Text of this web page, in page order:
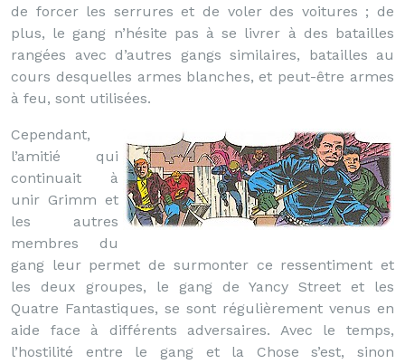
de forcer les serrures et de voler des voitures ; de
plus, le gang n’hésite pas à se livrer à des batailles
rangées avec d’autres gangs similaires, batailles au
cours desquelles armes blanches, et peut-être armes
à feu, sont utilisées.
Cependant,
l’amitié qui
continuait à
unir Grimm et
les autres
membres du
gang leur permet de surmonter ce ressentiment et
les deux groupes, le gang de Yancy Street et les
Quatre Fantastiques, se sont régulièrement venus en
aide face à différents adversaires. Avec le temps,
l’hostilité entre le gang et la Chose s’est, sinon